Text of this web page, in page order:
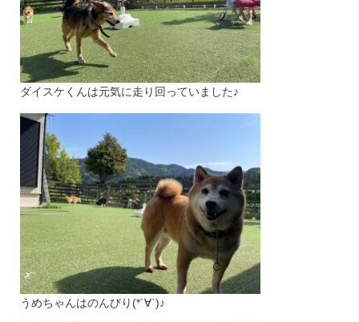
ダイスケくんは元気に走り回っていました♪
うめちゃんはのんびり(*´∀`)♪